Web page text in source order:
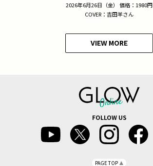
2026年6月26日（金） 価格：1980円
COVER：吉田羊さん
VIEW MORE
FOLLOW US
PAGE TOP